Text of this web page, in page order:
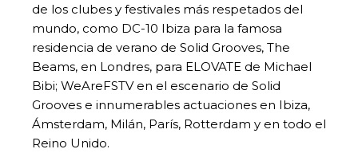
de los clubes y festivales más respetados del
mundo, como DC-10 Ibiza para la famosa
residencia de verano de Solid Grooves, The
Beams, en Londres, para ELOVATE de Michael
Bibi; WeAreFSTV en el escenario de Solid
Grooves e innumerables actuaciones en Ibiza,
Ámsterdam, Milán, París, Rotterdam y en todo el
Reino Unido.